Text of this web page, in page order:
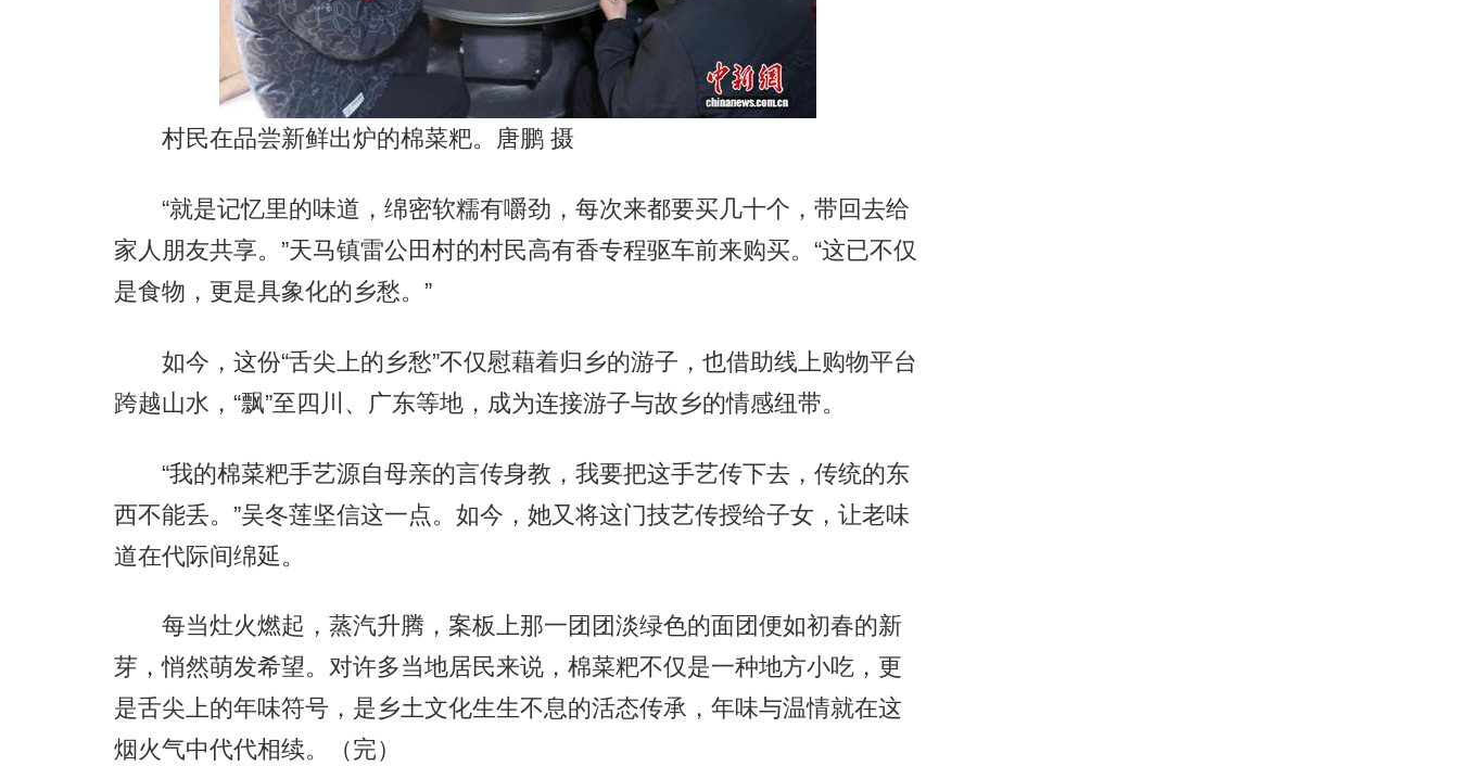
村民在品尝新鲜出炉的棉菜粑。唐鹏 摄
“就是记忆里的味道，绵密软糯有嚼劲，每次来都要买几十个，带回去给
家人朋友共享。”天马镇雷公田村的村民高有香专程驱车前来购买。“这已不仅
是食物，更是具象化的乡愁。”
如今，这份“舌尖上的乡愁”不仅慰藉着归乡的游子，也借助线上购物平台
跨越山水，“飘”至四川、广东等地，成为连接游子与故乡的情感纽带。
“我的棉菜粑手艺源自母亲的言传身教，我要把这手艺传下去，传统的东
西不能丢。”吴冬莲坚信这一点。如今，她又将这门技艺传授给子女，让老味
道在代际间绵延。
每当灶火燃起，蒸汽升腾，案板上那一团团淡绿色的面团便如初春的新
芽，悄然萌发希望。对许多当地居民来说，棉菜粑不仅是一种地方小吃，更
是舌尖上的年味符号，是乡土文化生生不息的活态传承，年味与温情就在这
烟火气中代代相续。（完）